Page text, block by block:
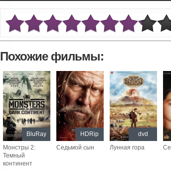
Похожие фильмы:
Монстры 2:
Темный
континент
BluRay
Седьмой сын
HDRip
Лунная гора
dvd